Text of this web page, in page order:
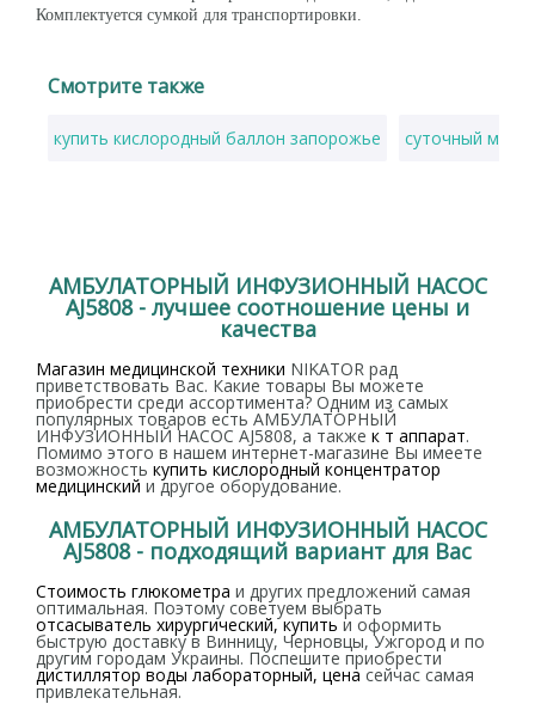
Комплектуется сумкой для транспортировки.
Смотрите также
купить кислородный баллон запорожье суточный
АМБУЛАТОРНЫЙ ИНФУЗИОННЫЙ НАСОС
AJ5808 - лучшее соотношение цены и
качества
Магазин медицинской техники NIKATOR рад
приветствовать Вас. Какие товары Вы можете
приобрести среди ассортимента? Одним из самых
популярных товаров есть АМБУЛАТОРНЫЙ
ИНФУЗИОННЫЙ НАСОС AJ5808, а также к т аппарат.
Помимо этого в нашем интернет-магазине Вы имеете
возможность купить кислородный концентратор
медицинский и другое оборудование.
АМБУЛАТОРНЫЙ ИНФУЗИОННЫЙ НАСОС
AJ5808 - подходящий вариант для Вас
Стоимость глюкометра и других предложений самая
оптимальная. Поэтому советуем выбрать
отсасыватель хирургический, купить и оформить
быструю доставку в Винницу, Черновцы, Ужгород и по
другим городам Украины. Поспешите приобрести
дистиллятор воды лабораторный, цена сейчас самая
привлекательная.